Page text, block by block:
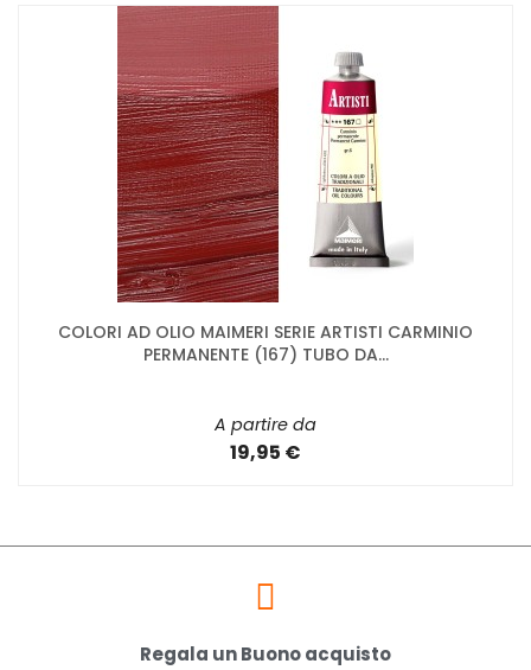
COLORI AD OLIO MAIMERI SERIE ARTISTI CARMINIO
PERMANENTE (167) TUBO DA...
A partire da
19,95 €
Regala un Buono acquisto